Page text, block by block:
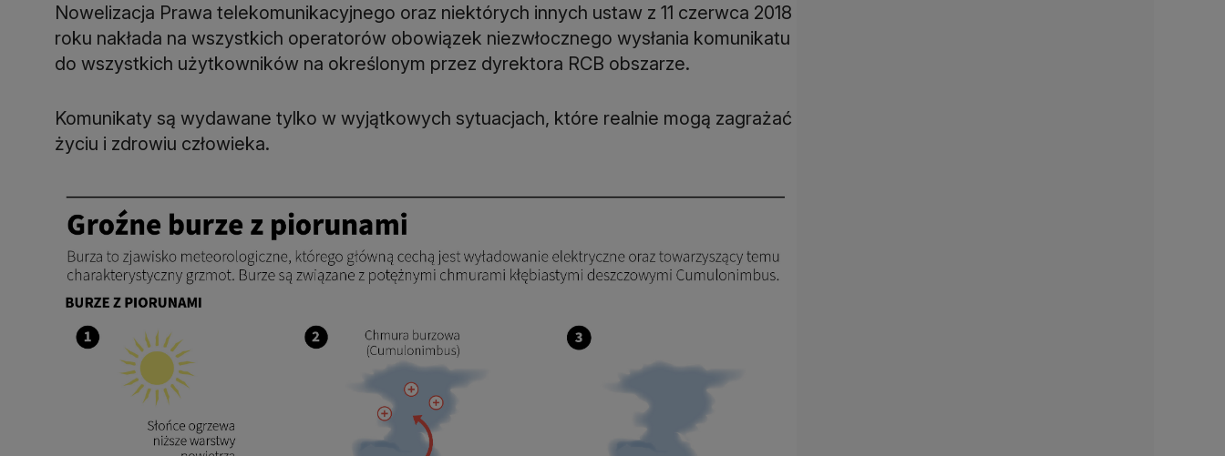
Nowelizacja Prawa telekomunikacyjnego oraz niektórych innych ustaw z 11 czerwca 2018
roku nakłada na wszystkich operatorów obowiązek niezwłocznego wysłania komunikatu
do wszystkich użytkowników na określonym przez dyrektora RCB obszarze.
Komunikaty są wydawane tylko w wyjątkowych sytuacjach, które realnie mogą zagrażać
życiu i zdrowiu człowieka.